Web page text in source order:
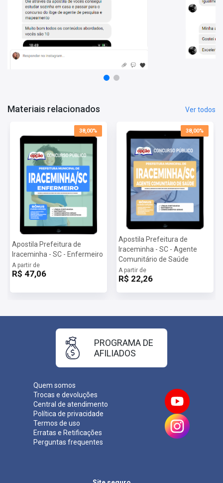
- Materiais digitais para reforçar a sua preparação;
- Apostila elaborada por professores especializados em
concursos.
Matérias da Apostila:
Língua Portuguesa e Redação Oficial
Mais informações sobre o concurso Prefeitura de
Iraceminha - SC 2022:
Vagas:Cadastro Reserva
Inscrições:De 12/03/a 10/04/2022
Salário:R$ 2.848,49
Taxa de Inscrição:R$ 100,00
Provas:24/04/2022
Organizadora:OMNI Concursos Públicos
Materiais relacionados Ver todos
38,00%
Apostila Prefeitura de
Iraceminha - SC - Enfermeiro
A partir de
R$ 47,06
38,00%
Apostila Prefeitura de
Iraceminha - SC - Agente
Comunitário de Saúde
A partir de
R$ 22,26
Quem somos
Trocas e devoluções
Central de atendimento
Política de privacidade
Termos de uso
Erratas e Retificações
Perguntas frequentes
PROGRAMA DE
AFILIADOS